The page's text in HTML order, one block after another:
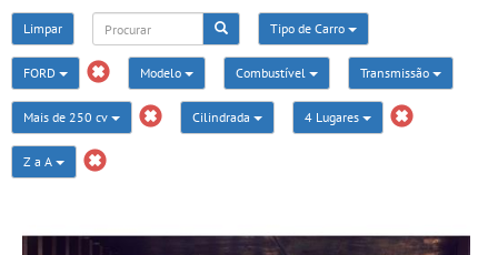
Limpar Tipo de Carro
FORD Modelo Combustível Transmissão
Mais de 250 cv Cilindrada 4 Lugares
Z a A